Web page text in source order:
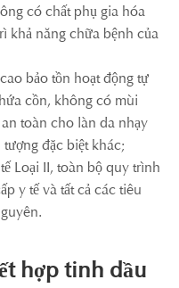
có chất phụ gia hóa
khả năng chữa bệnh của
bảo tồn hoạt động tự
cồn, không có mùi
toàn cho làn da nhạy
đặc biệt khác;
Loại II, toàn bộ quy trình
y tế và tất cả các tiêu
hợp tinh dầu